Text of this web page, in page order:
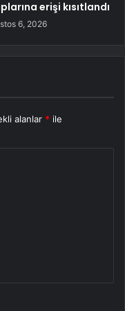
erişi kısıtlandı
6, 2026
alanlar * ile